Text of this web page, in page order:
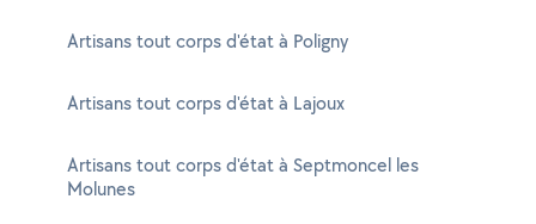
Artisans tout corps d'état à Poligny
Artisans tout corps d'état à Lajoux
Artisans tout corps d'état à Septmoncel les
Molunes